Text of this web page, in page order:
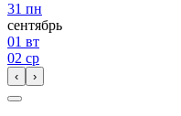
31 пн
сентябрь
01 вт
02 ср
‹ ›